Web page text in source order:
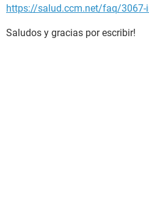
https://salud.ccm.net/faq/3067-
Saludos y gracias por escribir!